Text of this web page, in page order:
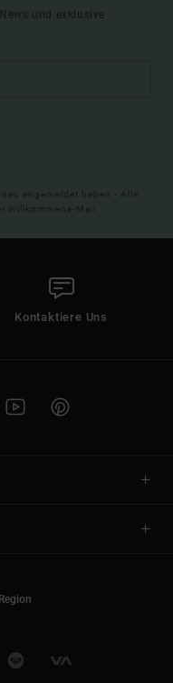
und exklusive
angemeldet haben - Alle
Willkommens-Mail
Kontaktiere Uns